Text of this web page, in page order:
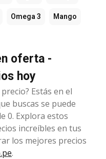
Omega 3 Mango
oferta -
hoy
Estás en el
buscas se puede
0. Explora estos
increíbles en tus
los mejores precios
.